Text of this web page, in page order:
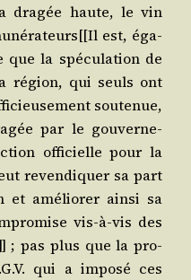
dra­gée haute, le vin
est, éga­
que la spé­cu­la­tion de
région, qui seuls ont
sou­te­nue,
par le gou­ver­ne­
offi­cielle pour la
reven­di­quer sa part
et amé­lio­rer ain­si sa
vis-à-vis des
; pas plus que la pro­
qui a impo­sé ces